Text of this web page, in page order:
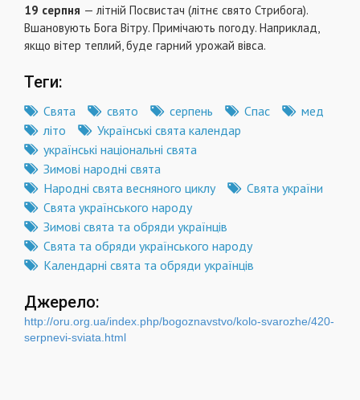
19 серпня — літній Посвистач (літнє свято Стрибога).
Вшановують Бога Вітру. Примічають погоду. Наприклад,
якщо вітер теплий, буде гарний урожай вівса.
Теги:
Свята свято серпень Спас
мед
літо
Українські свята календар
українські національні свята
Зимові народні свята
Народні свята весняного циклу
Свята україни
Свята українського народу
Зимові свята та обряди українців
Свята та обряди українського народу
Календарні свята та обряди українців
Джерело:
http://oru.org.ua/index.php/bogoznavstvo/kolo-svarozhe/420-
serpnevi-sviata.html